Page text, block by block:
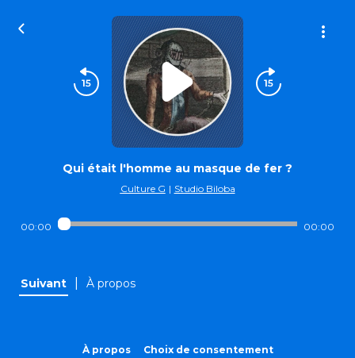
Qui était l'homme au masque de fer ?
Culture G | Studio Biloba
00:00 00:00
Suivant À propos
À propos Choix de consentement